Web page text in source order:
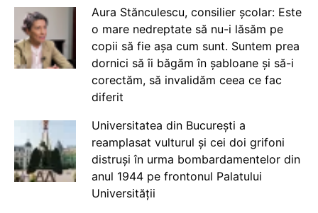
Aura Stănculescu, consilier școlar: Este
o mare nedreptate să nu-i lăsăm pe
copii să fie așa cum sunt. Suntem prea
dornici să îi băgăm în șabloane și să-i
corectăm, să invalidăm ceea ce fac
diferit
Universitatea din București a
reamplasat vulturul și cei doi grifoni
distruși în urma bombardamentelor din
anul 1944 pe frontonul Palatului
Universității